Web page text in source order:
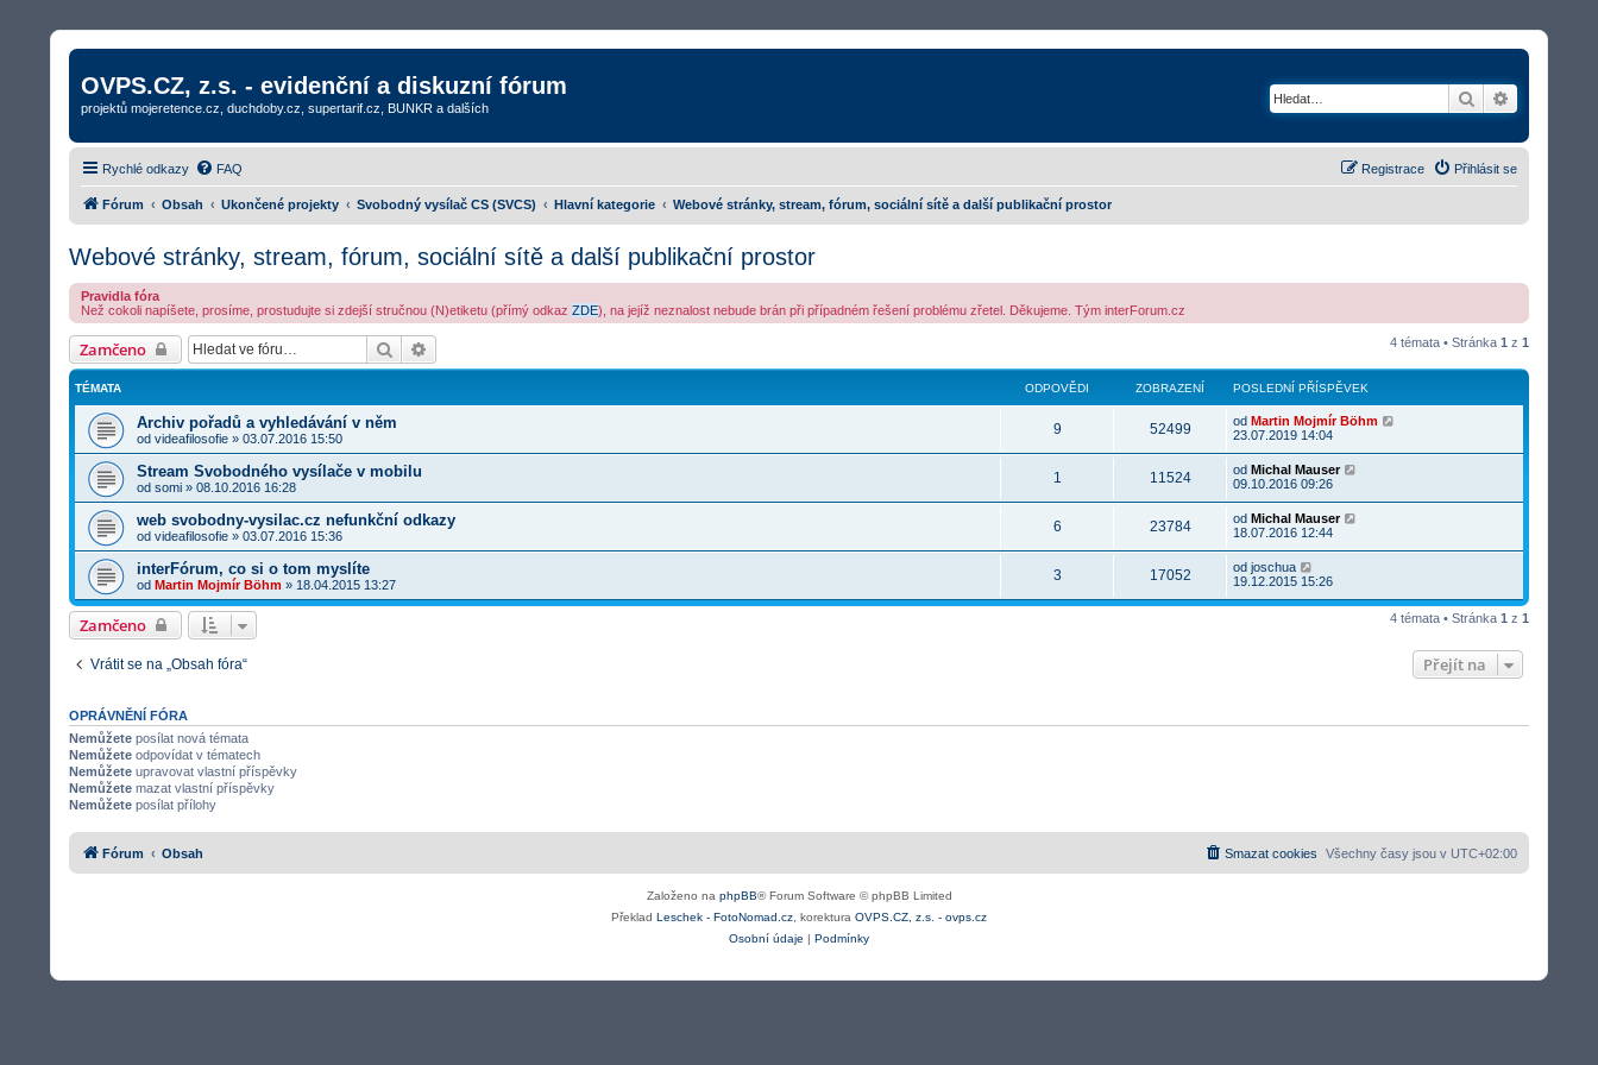
OVPS.CZ, z.s. - evidenční a diskuzní fórum
projektů mojeretence.cz, duchdoby.cz, supertarif.cz, BUNKR a dalších Hledat
Rychlé odkazy FAQ Přihlásit se
Registrace
Fórum Obsah Ukončené projekty Svobodný vysílač CS (SVCS) Hlavní kategorie Webové stránky, stream, fórum, sociální sítě a další publikační prostor
Webové stránky, stream, fórum, sociální sítě a další publikační prostor
Pravidla fóra
Než cokoli napíšete, prosíme, prostudujte si zdejší stručnou (N)etiketu (přímý odkaz ZDE), na jejíž neznalost nebude brán při případném řešení problému zřetel. Děkujeme. Tým interForum.cz
Zamčeno Hledat 4 témata • Stránka 1 z 1
TÉMATA ODPOVĚDI ZOBRAZENÍ POSLEDNÍ PŘÍSPĚVEK
Archiv pořadů a vyhledávání v něm
od videafilosofie » 03.07.2016 15:50
9 52499 od Martin Mojmír Böhm
23.07.2019 14:04
Stream Svobodného vysílače v mobilu
od somi » 08.10.2016 16:28
1 11524 od Michal Mauser
09.10.2016 09:26
web svobodny-vysilac.cz nefunkční odkazy
od videafilosofie » 03.07.2016 15:36
6 23784 od Michal Mauser
18.07.2016 12:44
interFórum, co si o tom myslíte
od Martin Mojmír Böhm » 18.04.2015 13:27
3 17052 od joschua
19.12.2015 15:26
Zamčeno 4 témata • Stránka 1 z 1
Vrátit se na „Obsah fóra“ Přejít na
OPRÁVNĚNÍ FÓRA
Nemůžete posílat nová témata
Nemůžete odpovídat v tématech
Nemůžete upravovat vlastní příspěvky
Nemůžete mazat vlastní příspěvky
Nemůžete posílat přílohy
Fórum Obsah Všechny časy jsou v UTC+02:00
Smazat cookies
Založeno na phpBB® Forum Software © phpBB Limited
Překlad Leschek - FotoNomad.cz , korektura OVPS.CZ, z.s. - ovps.cz
Osobní údaje | Podmínky